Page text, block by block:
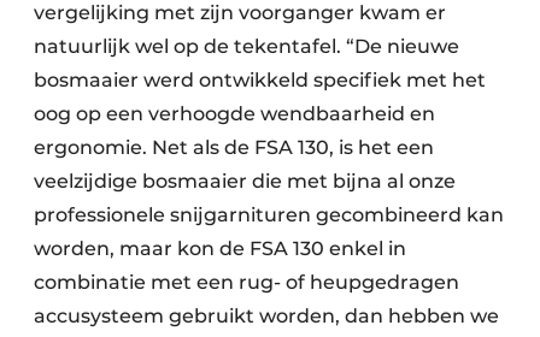
vergelijking met zijn voorganger kwam er
natuurlijk wel op de tekentafel. “De nieuwe
bosmaaier werd ontwikkeld specifiek met het
oog op een verhoogde wendbaarheid en
ergonomie. Net als de FSA 130, is het een
veelzijdige bosmaaier die met bijna al onze
professionele snijgarnituren gecombineerd kan
worden, maar kon de FSA 130 enkel in
combinatie met een rug- of heupgedragen
accusysteem gebruikt worden, dan hebben we